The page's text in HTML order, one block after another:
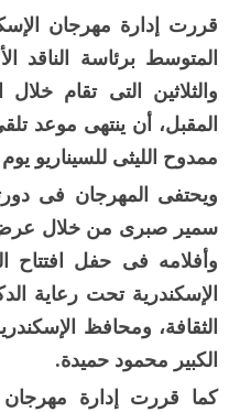
قررت إدارة مهرجان
المتوسط برئاسة الناقد
المقبل، أن ينتهى موعد
ممدوح الليثى للسيناريو يوم 31 من شهر يوليو المقبل.
ويحتفى المهرجان فى
سمير صبرى من خلال عرض
وأفلامه فى حفل افتتاح
الإسكندرية تحت رعاية
الثقافة، ومحافظ
الكبير محمود حميدة.
كما قررت إدارة مهرجان